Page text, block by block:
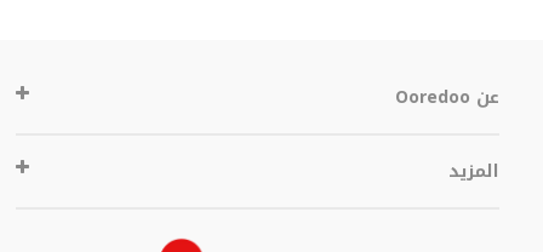
عن Ooredoo
المزيد